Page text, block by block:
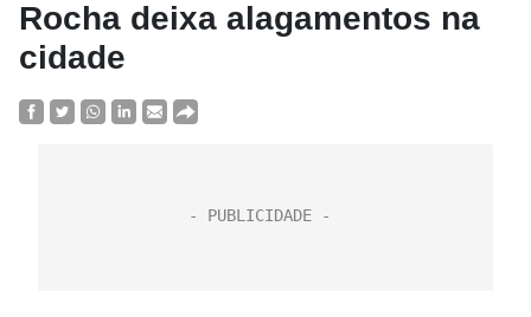
Rocha deixa alagamentos na
cidade